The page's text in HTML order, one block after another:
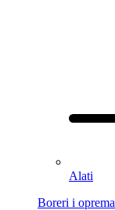
Alati
Boreri i oprema